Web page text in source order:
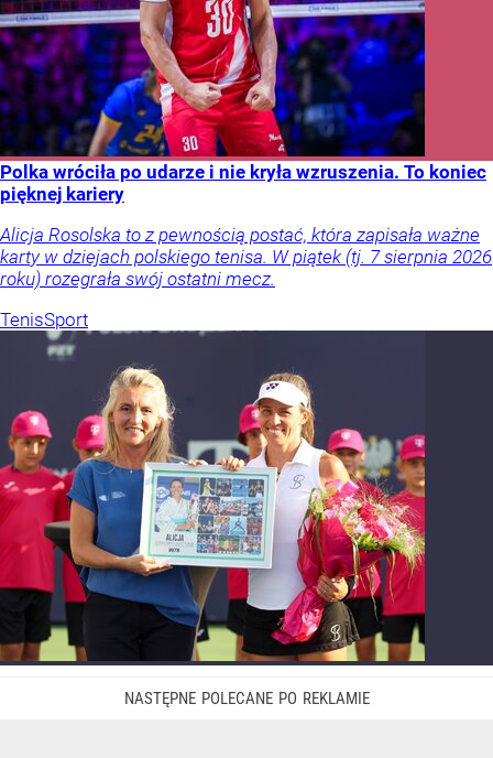
Polka wróciła po udarze i nie kryła wzruszenia. To koniec
pięknej kariery
Alicja Rosolska to z pewnością postać, która zapisała ważne
karty w dziejach polskiego tenisa. W piątek (tj. 7 sierpnia 2026
roku) rozegrała swój ostatni mecz.
TenisSport